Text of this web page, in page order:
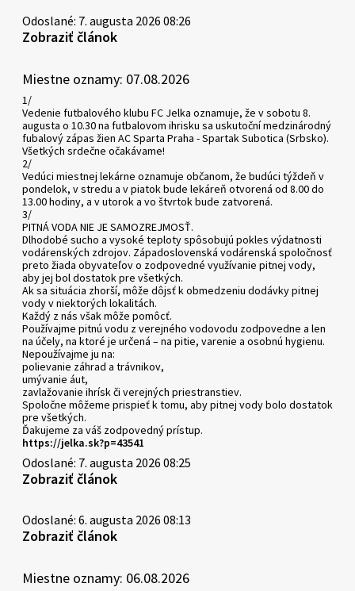
Odoslané: 7. augusta 2026 08:26
Zobraziť článok
Miestne oznamy: 07.08.2026
1/
Vedenie futbalového klubu FC Jelka oznamuje, že v sobotu 8.
augusta o 10.30 na futbalovom ihrisku sa uskutoční medzinárodný
fubalový zápas žien AC Sparta Praha - Spartak Subotica (Srbsko).
Všetkých srdečne očakávame!
2/
Vedúci miestnej lekárne oznamuje občanom, že budúci týždeň v
pondelok, v stredu a v piatok bude lekáreň otvorená od 8.00 do
13.00 hodiny, a v utorok a vo štvrtok bude zatvorená.
3/
PITNÁ VODA NIE JE SAMOZREJMOSŤ.
Dlhodobé sucho a vysoké teploty spôsobujú pokles výdatnosti
vodárenských zdrojov. Západoslovenská vodárenská spoločnosť
preto žiada obyvateľov o zodpovedné využívanie pitnej vody,
aby jej bol dostatok pre všetkých.
Ak sa situácia zhorší, môže dôjsť k obmedzeniu dodávky pitnej
vody v niektorých lokalitách.
Každý z nás však môže pomôcť.
Používajme pitnú vodu z verejného vodovodu zodpovedne a len
na účely, na ktoré je určená – na pitie, varenie a osobnú hygienu.
Nepoužívajme ju na:
polievanie záhrad a trávnikov,
umývanie áut,
zavlažovanie ihrísk či verejných priestranstiev.
Spoločne môžeme prispieť k tomu, aby pitnej vody bolo dostatok
pre všetkých.
Ďakujeme za váš zodpovedný prístup.
https://jelka.sk?p=43541
Odoslané: 7. augusta 2026 08:25
Zobraziť článok
Odoslané: 6. augusta 2026 08:13
Zobraziť článok
Miestne oznamy: 06.08.2026